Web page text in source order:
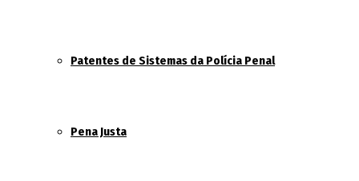
Patentes de Sistemas da Polícia Penal
Pena Justa